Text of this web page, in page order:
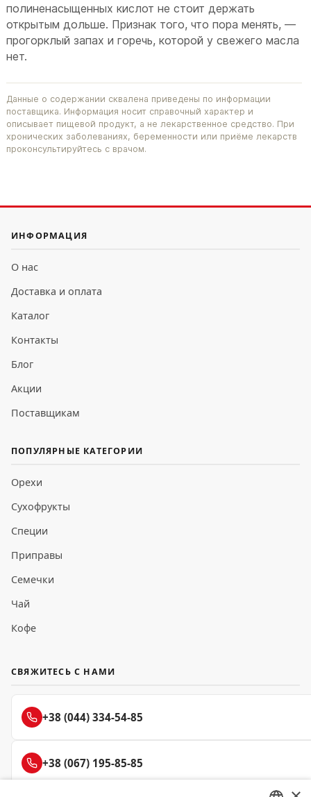
полиненасыщенных кислот не стоит держать
открытым дольше. Признак того, что пора менять, —
прогорклый запах и горечь, которой у свежего масла
нет.
Данные о содержании сквалена приведены по информации
поставщика. Информация носит справочный характер и
описывает пищевой продукт, а не лекарственное средство. При
хронических заболеваниях, беременности или приёме лекарств
проконсультируйтесь с врачом.
ИНФОРМАЦИЯ
О нас
Доставка и оплата
Каталог
Контакты
Блог
Акции
Поставщикам
ПОПУЛЯРНЫЕ КАТЕГОРИИ
Орехи
Сухофрукты
Специи
Приправы
Семечки
Чай
Кофе
СВЯЖИТЕСЬ С НАМИ
+38 (044) 334-54-85
+38 (067) 195-85-85